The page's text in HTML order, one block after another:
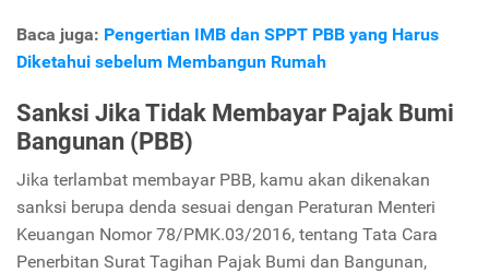
Baca juga: Pengertian IMB dan SPPT PBB yang Harus
Diketahui sebelum Membangun Rumah
Sanksi Jika Tidak Membayar Pajak Bumi
Bangunan (PBB)
Jika terlambat membayar PBB, kamu akan dikenakan
sanksi berupa denda sesuai dengan Peraturan Menteri
Keuangan Nomor 78/PMK.03/2016, tentang Tata Cara
Penerbitan Surat Tagihan Pajak Bumi dan Bangunan,